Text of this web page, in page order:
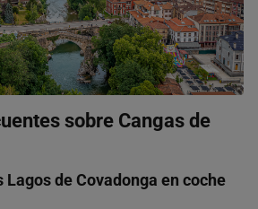
sobre Cangas de
Lagos de Covadonga en coche